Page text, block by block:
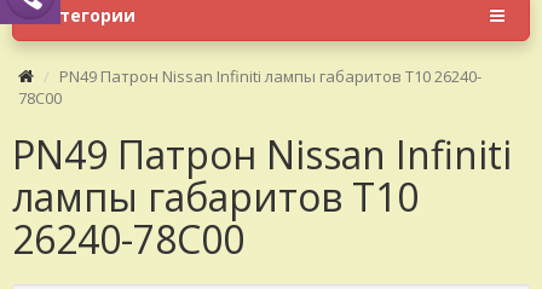
Категории
PN49 Патрон Nissan Infiniti лампы габаритов T10 26240-
78C00
PN49 Патрон Nissan Infiniti
лампы габаритов T10
26240-78C00